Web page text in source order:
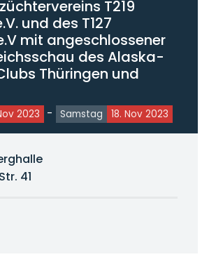
T219
und des T127
mit angeschlossener
des Alaska-
Thüringen und
2023 - Samstag 18. Nov 2023
41